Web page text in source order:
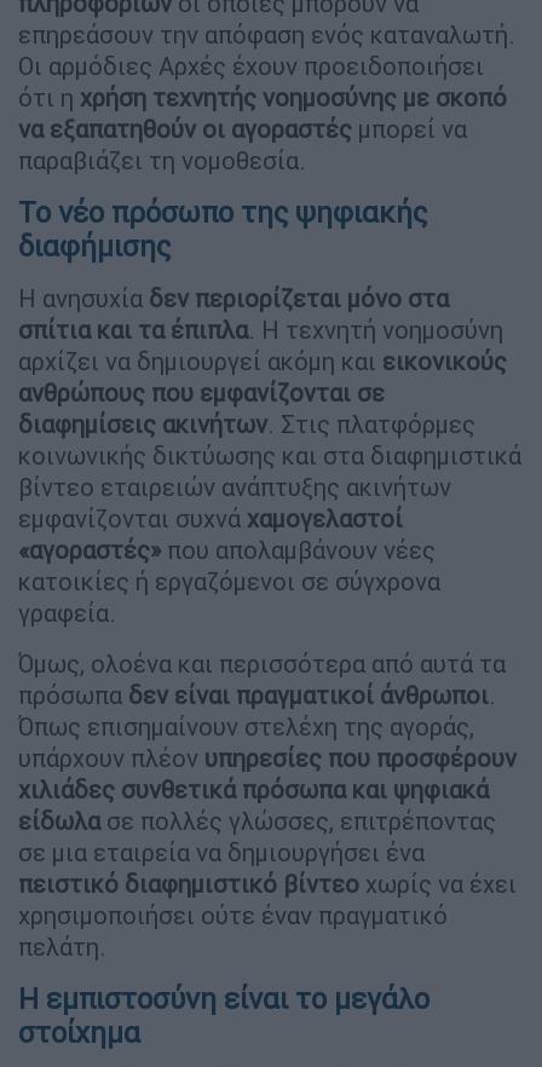
επηρεάσουν την απόφαση ενός καταναλωτή.
Οι αρμόδιες Αρχές έχουν προειδοποιήσει
ότι η χρήση τεχνητής νοημοσύνης με σκοπό
να εξαπατηθούν οι αγοραστές μπορεί να
παραβιάζει τη νομοθεσία.
Το νέο πρόσωπο της ψηφιακής
διαφήμισης
Η ανησυχία δεν περιορίζεται μόνο στα
σπίτια και τα έπιπλα. Η τεχνητή νοημοσύνη
αρχίζει να δημιουργεί ακόμη και εικονικούς
ανθρώπους που εμφανίζονται σε
διαφημίσεις ακινήτων. Στις πλατφόρμες
κοινωνικής δικτύωσης και στα διαφημιστικά
βίντεο εταιρειών ανάπτυξης ακινήτων
εμφανίζονται συχνά χαμογελαστοί
«αγοραστές» που απολαμβάνουν νέες
κατοικίες ή εργαζόμενοι σε σύγχρονα
γραφεία.
Όμως, ολοένα και περισσότερα από αυτά τα
πρόσωπα δεν είναι πραγματικοί άνθρωποι.
Όπως επισημαίνουν στελέχη της αγοράς,
υπάρχουν πλέον υπηρεσίες που προσφέρουν
χιλιάδες συνθετικά πρόσωπα και ψηφιακά
είδωλασε πολλές γλώσσες, επιτρέποντας
σε μια εταιρεία να δημιουργήσει ένα
πειστικό διαφημιστικό βίντεο χωρίς να έχει
χρησιμοποιήσει ούτε έναν πραγματικό
πελάτη.
Η εμπιστοσύνη είναι το μεγάλο
στοίχημα